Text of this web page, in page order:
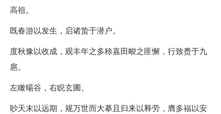
高祖。
既春游以发生，启诸蛰于潜户。
度秋豫以收成，观丰年之多稌嘉田畯之匪懈，行致赉于九
扈。
左瞰暘谷，右睨玄圃。
眇天末以远期，规万世而大摹且归来以释劳，膺多福以安